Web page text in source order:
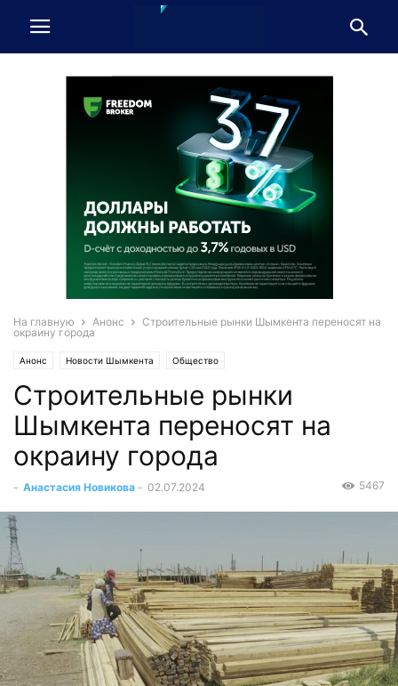
На главную Анонс
Строительные рынки Шымкента переносят на
окраину города
Анонс Новости Шымкента Общество
Строительные рынки
Шымкента переносят на
окраину города
- Анастасия Новикова - 02.07.2024 5467